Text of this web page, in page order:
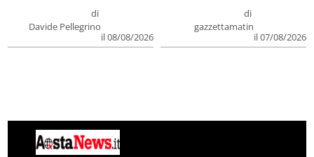
di
Davide Pellegrino
il 08/08/2026
di
gazzettamatin
il 07/08/2026